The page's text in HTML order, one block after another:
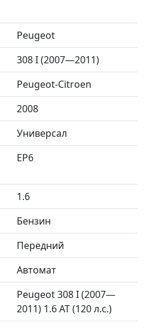
Peugeot
308 I (2007—2011)
Peugeot-Citroen
2008
Универсал
EP6
1.6
Бензин
Передний
Автомат
Peugeot 308 I (2007—
2011) 1.6 AT (120 л.с.)